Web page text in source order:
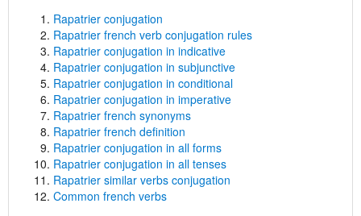
Rapatrier conjugation
Rapatrier french verb conjugation rules
Rapatrier conjugation in indicative
Rapatrier conjugation in subjunctive
Rapatrier conjugation in conditional
Rapatrier conjugation in imperative
Rapatrier french synonyms
Rapatrier french definition
Rapatrier conjugation in all forms
Rapatrier conjugation in all tenses
Rapatrier similar verbs conjugation
Common french verbs